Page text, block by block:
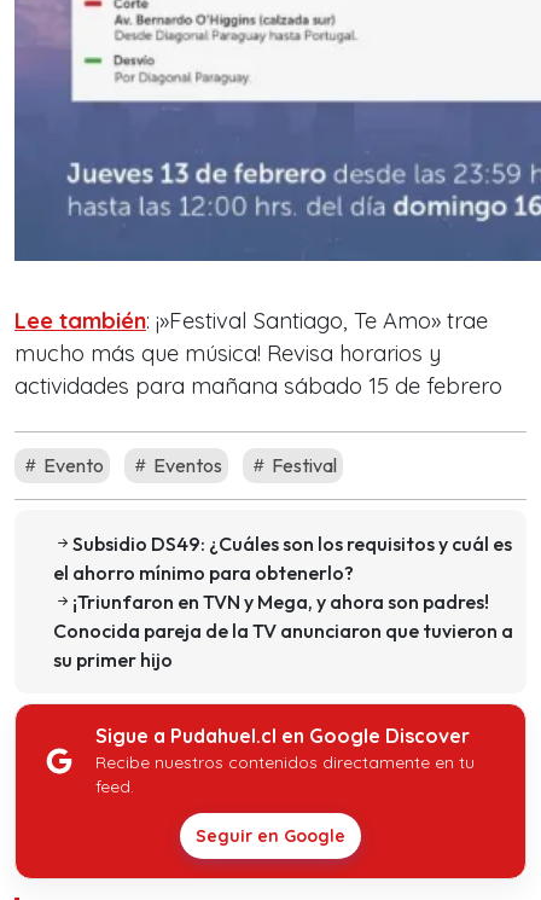
Lee también: ¡»Festival Santiago, Te Amo» trae
mucho más que música! Revisa horarios y
actividades para mañana sábado 15 de febrero
Evento Eventos Festival
Subsidio DS49: ¿Cuáles son los requisitos y cuál es
el ahorro mínimo para obtenerlo?
¡Triunfaron en TVN y Mega, y ahora son padres!
Conocida pareja de la TV anunciaron que tuvieron a
su primer hijo
Sigue a Pudahuel.cl en Google Discover
Recibe nuestros contenidos directamente en tu
feed.
Seguir en Google